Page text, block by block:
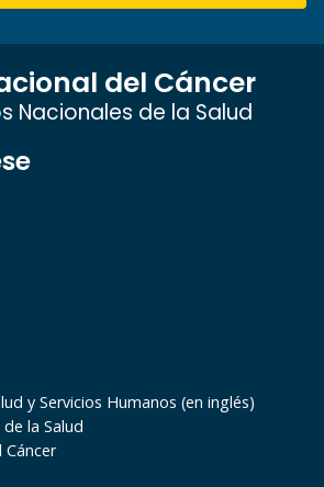
del Cáncer
Nacionales de la Salud
y Servicios Humanos (en inglés)
la Salud